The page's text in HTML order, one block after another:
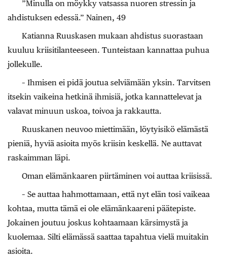
”Minulla on möykky vatsassa nuoren stressin ja
ahdistuksen edessä.” Nainen, 49
Katianna Ruuskasen mukaan ahdistus suorastaan
kuuluu kriisitilanteeseen. Tunteistaan kannattaa puhua
jollekulle.
– Ihmisen ei pidä joutua selviämään yksin. Tarvitsen
itsekin vaikeina hetkinä ihmisiä, jotka kannattelevat ja
valavat minuun uskoa, toivoa ja rakkautta.
Ruuskanen neuvoo miettimään, löytyisikö elämästä
pieniä, hyviä asioita myös kriisin keskellä. Ne auttavat
raskaimman läpi.
Oman elämänkaaren piirtäminen voi auttaa kriisissä.
– Se auttaa hahmottamaan, että nyt elän tosi vaikeaa
kohtaa, mutta tämä ei ole elämänkaareni päätepiste.
Jokainen joutuu joskus kohtaamaan kärsimystä ja
kuolemaa. Silti elämässä saattaa tapahtua vielä muitakin
asioita.